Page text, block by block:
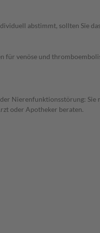
abstimmt, sollten Sie
venöse und
Nierenfunktionsstörung:
oder Apotheker beraten.